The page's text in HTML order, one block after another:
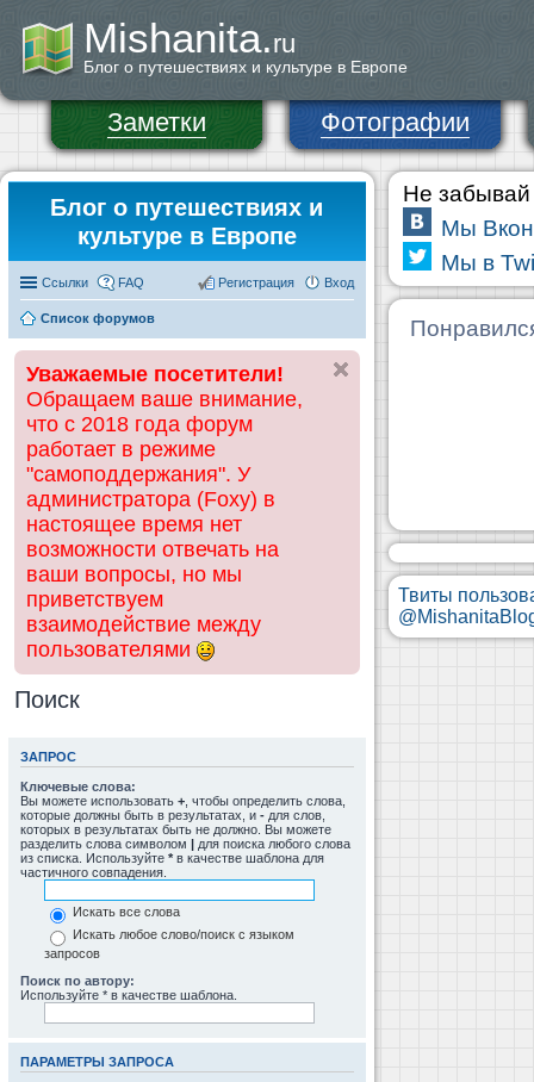
Mishanita.ru
Блог о путешествиях и культуре в Европе
Заметки Фотографии
Блог о путешествиях и
культуре в Европе
Ссылки FAQ Вход
Регистрация
Список форумов
Уважаемые посетители!
Обращаем ваше внимание,
что с 2018 года форум
работает в режиме
"самоподдержания". У
администратора (Foxy) в
настоящее время нет
возможности отвечать на
ваши вопросы, но мы
приветствуем
взаимодействие между
пользователями
Поиск
ЗАПРОС
Ключевые слова:
Вы можете использовать + , чтобы определить слова,
которые должны быть в результатах, и - для слов,
которых в результатах быть не должно. Вы можете
разделить слова символом | для поиска любого слова
из списка. Используйте * в качестве шаблона для
частичного совпадения.
Искать все слова
Искать любое слово/поиск с языком
запросов
Поиск по автору:
Используйте * в качестве шаблона.
ПАРАМЕТРЫ ЗАПРОСА
Не забывай
Мы
Мы в
Твиты